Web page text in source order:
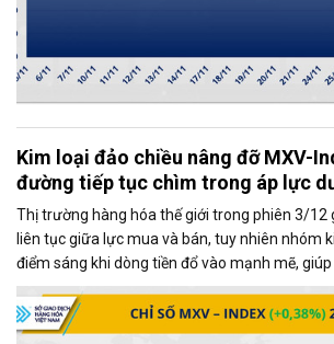
Kim loại đảo chiều nâng đỡ MXV-
đường tiếp tục chìm trong áp lực
Thị trường hàng hóa thế giới trong phiên 3/12
liên tục giữa lực mua và bán, tuy nhiên nhóm
điểm sáng khi dòng tiền đổ vào mạnh mẽ,
hướng và kéo MXV-Index tăng gần 0,4%, đạt
điểm đóng cửa.